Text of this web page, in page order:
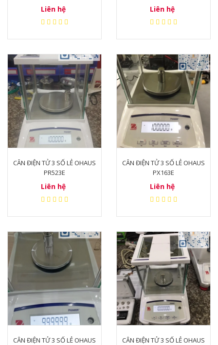
Liên hệ Liên hệ
CÂN ĐIỆN TỬ 3 SỐ LẺ OHAUS
PR523E
Liên hệ
CÂN ĐIỆN TỬ 3 SỐ LẺ OHAUS
PX163E
Liên hệ
CÂN ĐIỆN TỬ 3 SỐ LẺ OHAUS
CÂN ĐIỆN TỬ 3 SỐ LẺ OHAUS